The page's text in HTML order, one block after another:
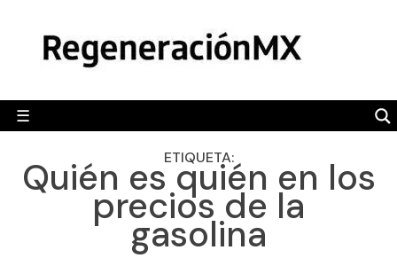
content
☰
POLÍTICA
CAMALEÓN
OPINIÓN
DEPORTES
ENGLISH SECTION
ETIQUETA:
Quién es quién en los
precios de la
gasolina